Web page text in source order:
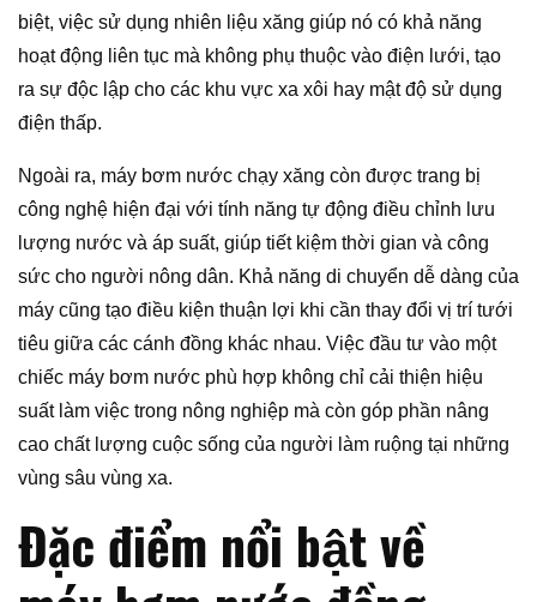
biệt, việc sử dụng nhiên liệu xăng giúp nó có khả năng
hoạt động liên tục mà không phụ thuộc vào điện lưới, tạo
ra sự độc lập cho các khu vực xa xôi hay mật độ sử dụng
điện thấp.
Ngoài ra, máy bơm nước chạy xăng còn được trang bị
công nghệ hiện đại với tính năng tự động điều chỉnh lưu
lượng nước và áp suất, giúp tiết kiệm thời gian và công
sức cho người nông dân. Khả năng di chuyển dễ dàng của
máy cũng tạo điều kiện thuận lợi khi cần thay đổi vị trí tưới
tiêu giữa các cánh đồng khác nhau. Việc đầu tư vào một
chiếc máy bơm nước phù hợp không chỉ cải thiện hiệu
suất làm việc trong nông nghiệp mà còn góp phần nâng
cao chất lượng cuộc sống của người làm ruộng tại những
vùng sâu vùng xa.
Đặc điểm nổi bật về